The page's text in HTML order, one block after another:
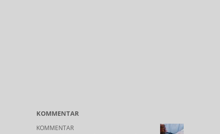
KOMMENTAR
KOMMENTAR